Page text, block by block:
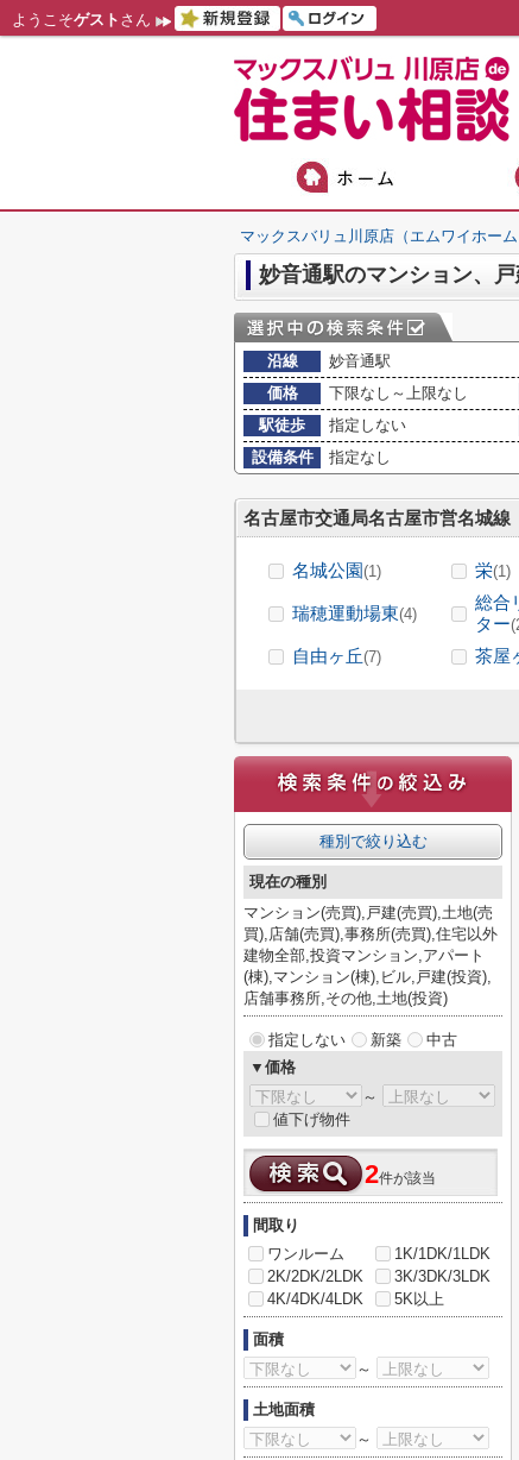
ようこそゲスト さん
マックスバリュ川原店（エムワイホーム
沿線
妙音通駅
価格
下限なし～上限なし
駅徒歩
指定しない
設備条件
指定なし
名古屋市交通局名古屋市営名城線
名城公園(1) 栄(1)
瑞穂運動場東(4)
総合
ター
自由ヶ丘(7) 茶屋
種別で絞り込む
現在の種別
マンション(売買),戸建(売買),土地(売
買),店舗(売買),事務所(売買),住宅以外
建物全部,投資マンション,アパート
(棟),マンション(棟),ビル,戸建(投資),
店舗事務所,その他,土地(投資)
指定しない 新築
中古
▼価格
～
値下げ物件
2件が該当
間取り
ワンルーム
1K/1DK/1LDK
2K/2DK/2LDK
3K/3DK/3LDK
4K/4DK/4LDK
5K以上
面積
～
土地面積
～